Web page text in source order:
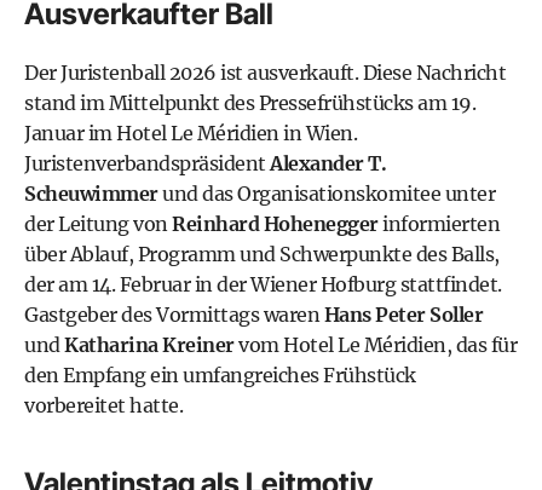
Ausverkaufter Ball
Der Juristenball 2026 ist ausverkauft. Diese Nachricht
stand im Mittelpunkt des Pressefrühstücks am 19.
Januar im Hotel Le Méridien in Wien.
JuristenverbandspräsidentAlexander T.
Scheuwimmerund das Organisationskomitee unter
der Leitung vonReinhard Hoheneggerinformierten
über Ablauf, Programm und Schwerpunkte des Balls,
der am 14. Februar in der Wiener Hofburg stattfindet.
Gastgeber des Vormittags warenHans Peter Soller
undKatharina Kreinervom Hotel Le Méridien, das für
den Empfang ein umfangreiches Frühstück
vorbereitet hatte.